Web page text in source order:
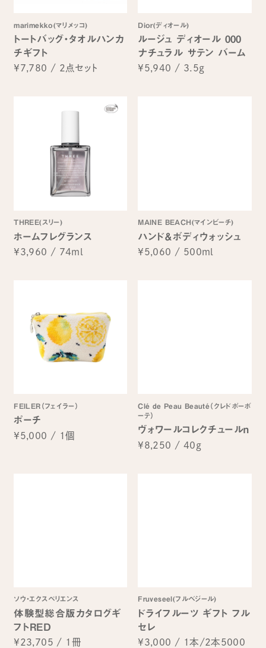
marimekko(マリメッコ)
トートバッグ・タオルハンカ
チギフト
¥7,780 / 2点セット
Dior(ディオール)
ルージュ ディオール 000
ナチュラル サテン バーム
¥5,940 / 3.5g
THREE(スリー)
ホームフレグランス
¥3,960 / 74ml
MAINE BEACH(マインビーチ)
ハンド＆ボディウォッシュ
¥5,060 / 500ml
FEILER（フェイラー）
ポーチ
¥5,000 / 1個
Clé de Peau Beauté（クレドポーボ
ーテ）
ヴォワールコレクチュールｎ
¥8,250 / 40g
ソウ・エクスペリエンス
体験型総合版カタログギ
フトRED
¥23,705 / 1冊
Fruveseel(フルベジール)
ドライフルーツ ギフト フル
セレ
¥3,000 / 1本/2本5000